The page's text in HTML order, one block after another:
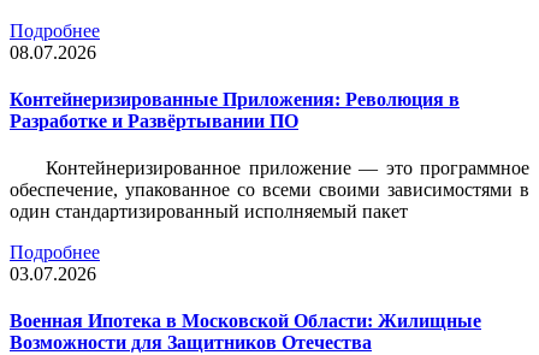
Подробнее
08.07.2026
Контейнеризированные Приложения: Революция в
Разработке и Развёртывании ПО
Контейнеризированное приложение — это программное
обеспечение, упакованное со всеми своими зависимостями в
один стандартизированный исполняемый пакет
Подробнее
03.07.2026
Военная Ипотека в Московской Области: Жилищные
Возможности для Защитников Отечества